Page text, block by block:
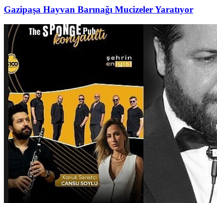
Gazipaşa Hayvan Barınağı Mucizeler Yaratıyor